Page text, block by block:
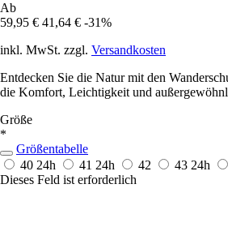
Ab
59,95 € 41,64 € -31%
inkl. MwSt. zzgl. Versandkosten
Entdecken Sie die Natur mit den
die Komfort, Leichtigkeit und
Größe
*
Größentabelle
40 24h 41 24h 42 43 24h
Dieses Feld ist erforderlich